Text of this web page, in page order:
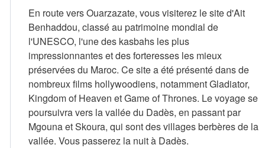
En route vers Ouarzazate, vous visiterez le site d'Ait
Benhaddou, classé au patrimoine mondial de
l'UNESCO, l'une des kasbahs les plus
impressionnantes et des forteresses les mieux
préservées du Maroc. Ce site a été présenté dans de
nombreux films hollywoodiens, notamment Gladiator,
Kingdom of Heaven et Game of Thrones. Le voyage se
poursuivra vers la vallée du Dadès, en passant par
Mgouna et Skoura, qui sont des villages berbères de la
vallée. Vous passerez la nuit à Dadès.